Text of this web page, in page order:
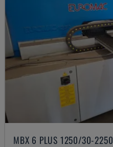
MBX 6 PLUS 1250/30-2250